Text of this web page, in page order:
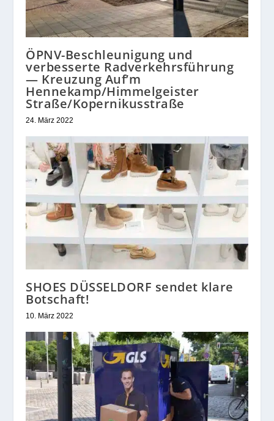
ÖPNV-Beschleunigung und
verbesserte Radverkehrsführung
— Kreuzung Auf’m
Hennekamp/Himmelgeister
Straße/Kopernikusstraße
24. März 2022
SHOES DÜSSELDORF sendet klare
Botschaft!
10. März 2022